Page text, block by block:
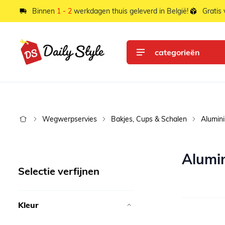
Ga naar de inhoud
Binnen 1 - 2 werkdagen thuis geleverd in België! Gratis
categorieën
Wegwerpservies Bakjes, Cups & Schalen
Selectie verfijnen
Kleur